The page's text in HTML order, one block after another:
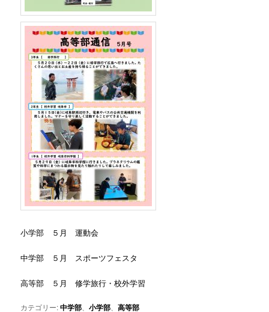
小学部 ５月 運動会
中学部 ５月 スポーツフェスタ
高等部 ５月 修学旅行・校外学習
カテゴリー:中学部、小学部、高等部